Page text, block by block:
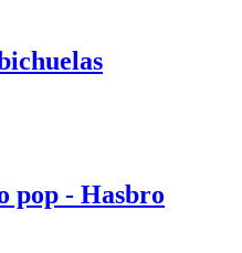
pop - Hasbro